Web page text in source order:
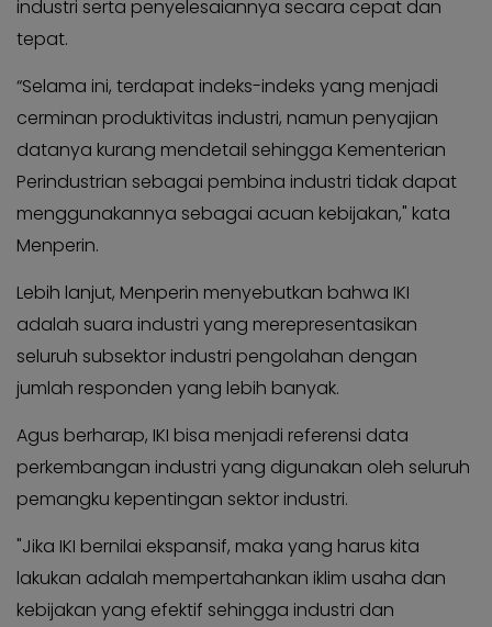
Kabar
Photo
KABAR
KADER
industri serta penyelesaiannya secara cepat dan
tepat.
“Selama ini, terdapat indeks-indeks yang menjadi
cerminan produktivitas industri, namun penyajian
datanya kurang mendetail sehingga Kementerian
Perindustrian sebagai pembina industri tidak dapat
menggunakannya sebagai acuan kebijakan," kata
Menperin.
Lebih lanjut, Menperin menyebutkan bahwa IKI
adalah suara industri yang merepresentasikan
seluruh subsektor industri pengolahan dengan
jumlah responden yang lebih banyak.
Agus berharap, IKI bisa menjadi referensi data
perkembangan industri yang digunakan oleh seluruh
pemangku kepentingan sektor industri.
"Jika IKI bernilai ekspansif, maka yang harus kita
lakukan adalah mempertahankan iklim usaha dan
kebijakan yang efektif sehingga industri dan